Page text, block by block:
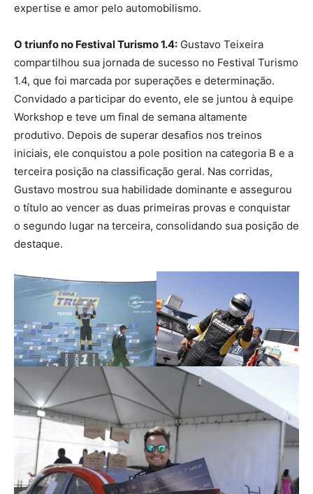
expertise e amor pelo automobilismo.
O triunfo no Festival Turismo 1.4: Gustavo Teixeira
compartilhou sua jornada de sucesso no Festival Turismo
1.4, que foi marcada por superações e determinação.
Convidado a participar do evento, ele se juntou à equipe
Workshop e teve um final de semana altamente
produtivo. Depois de superar desafios nos treinos
iniciais, ele conquistou a pole position na categoria B e a
terceira posição na classificação geral. Nas corridas,
Gustavo mostrou sua habilidade dominante e assegurou
o título ao vencer as duas primeiras provas e conquistar
o segundo lugar na terceira, consolidando sua posição de
destaque.